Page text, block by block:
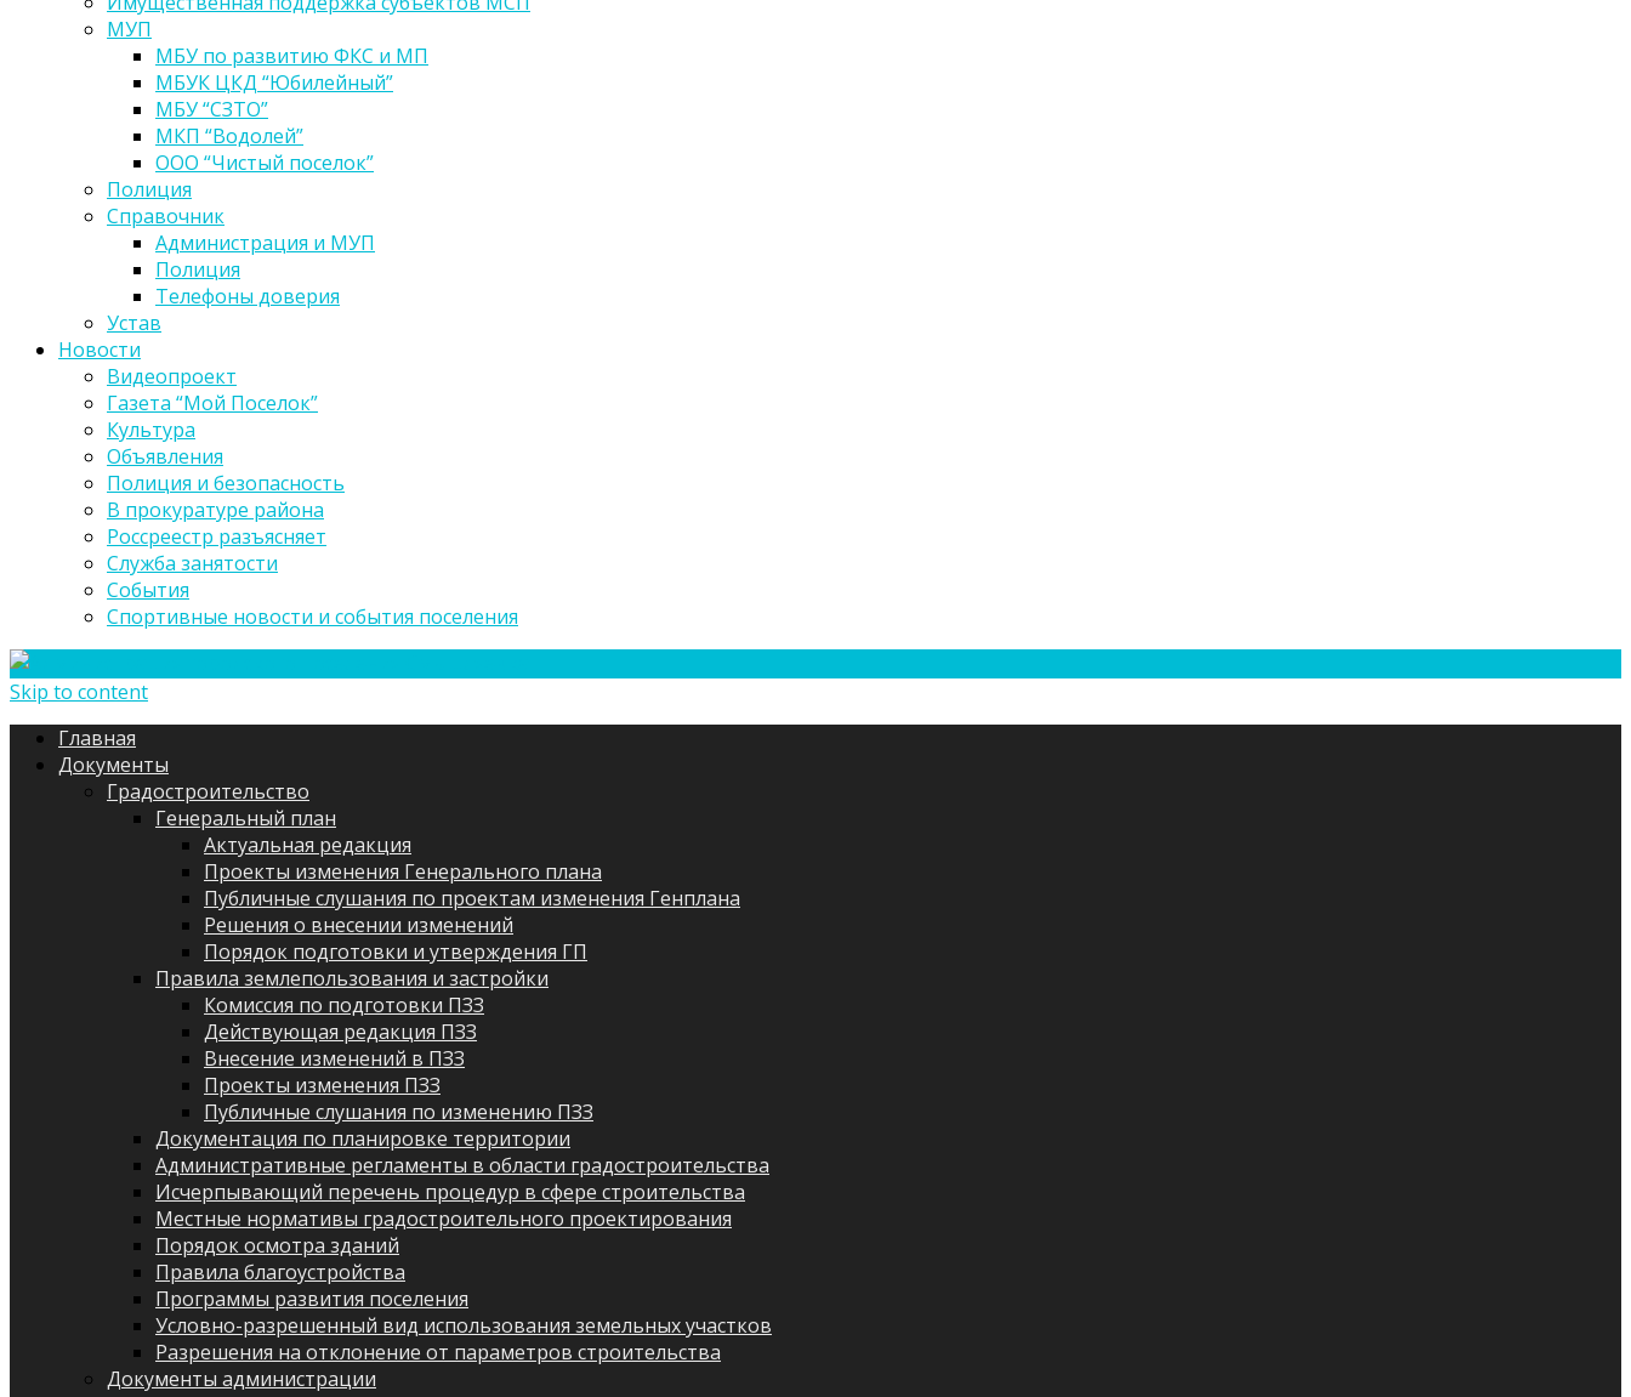
МУП
МБУ по развитию ФКС и МП
МБУК ЦКД “Юбилейный”
МБУ “СЗТО”
МКП “Водолей”
ООО “Чистый поселок”
Полиция
Справочник
Администрация и МУП
Полиция
Телефоны доверия
Устав
Новости
Видеопроект
Газета “Мой Поселок”
Культура
Объявления
Полиция и безопасность
В прокуратуре района
Россреестр разъясняет
Служба занятости
События
Спортивные новости и события поселения
Skip to content
Главная
Документы
Градостроительство
Генеральный план
Актуальная редакция
Проекты изменения Генерального плана
Публичные слушания по проектам изменения Генплана
Решения о внесении изменений
Порядок подготовки и утверждения ГП
Правила землепользования и застройки
Комиссия по подготовки ПЗЗ
Действующая редакция ПЗЗ
Внесение изменений в ПЗЗ
Проекты изменения ПЗЗ
Публичные слушания по изменению ПЗЗ
Документация по планировке территории
Административные регламенты в области градостроительства
Исчерпывающий перечень процедур в сфере строительства
Местные нормативы градостроительного проектирования
Порядок осмотра зданий
Правила благоустройства
Программы развития поселения
Условно-разрешенный вид использования земельных участков
Разрешения на отклонение от параметров строительства
Документы администрации